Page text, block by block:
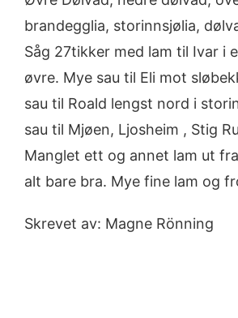
brandegglia, storinnsjølia,
Såg 27tikker med lam til Ivar i
øvre. Mye sau til Eli mot
sau til Roald lengst nord i
sau til Mjøen, Ljosheim , Stig
Manglet ett og annet lam ut
alt bare bra. Mye fine lam og
Skrevet av: Magne Rönning